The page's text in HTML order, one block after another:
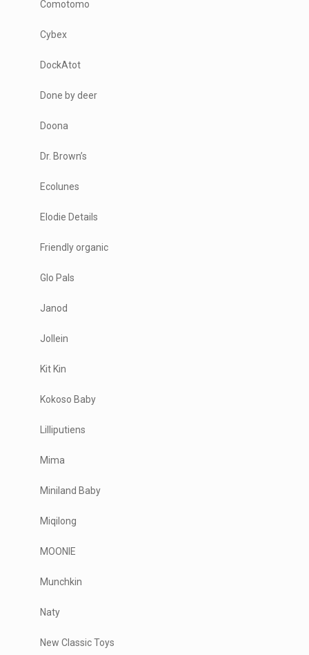
Comotomo
Cybex
DockAtot
Done by deer
Doona
Dr. Brown’s
Ecolunes
Elodie Details
Friendly organic
Glo Pals
Janod
Jollein
Kit Kin
Kokoso Baby
Lilliputiens
Mima
Miniland Baby
Miqilong
MOONIE
Munchkin
Naty
New Classic Toys